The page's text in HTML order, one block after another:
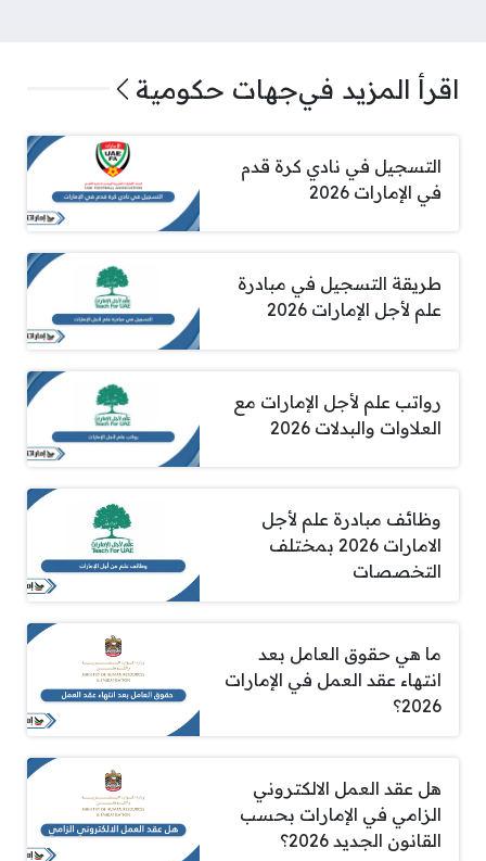
اقرأ المزيد فيجهات حكومية
التسجيل في نادي كرة قدم
في الإمارات 2026
طريقة التسجيل في مبادرة
علم لأجل الإمارات 2026
رواتب علم لأجل الإمارات مع
العلاوات والبدلات 2026
وظائف مبادرة علم لأجل
الامارات 2026 بمختلف
التخصصات
ما هي حقوق العامل بعد
انتهاء عقد العمل في الإمارات
2026؟
هل عقد العمل الالكتروني
الزامي في الإمارات بحسب
القانون الجديد 2026؟